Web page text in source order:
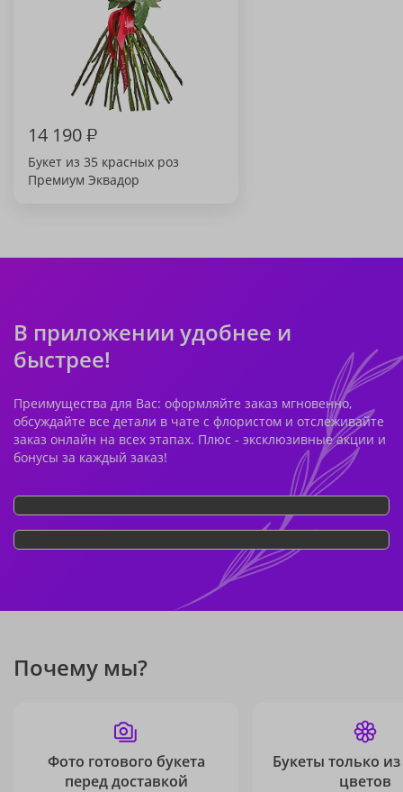
14 190₽
Букет из 35 красных роз
Премиум Эквадор
В приложении удобнее и
быстрее!
Преимущества для Вас: оформляйте заказ мгновенно,
обсуждайте все детали в чате с флористом и отслеживайте
заказ онлайн на всех этапах. Плюс - эксклюзивные акции и
бонусы за каждый заказ!
Почему мы?
Фото готового букета
перед доставкой
Букеты только
цветов